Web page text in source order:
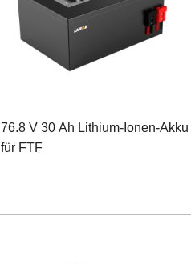
76.8 V 30 Ah Lithium-Ionen-Akku
für FTF